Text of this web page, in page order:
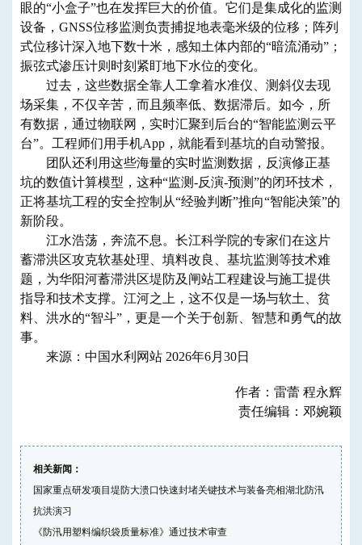
眼的“小盒子”也在发挥巨大的价值。它们是集成化的监测
设备，GNSS位移监测负责捕捉地表毫米级的位移；阵列
式位移计深入地下数十米，感知土体内部的“暗流涌动”；
振弦式渗压计则时刻紧盯地下水位的变化。
过去，这些数据全靠人工拿着水准仪、测斜仪去现
场采集，不仅辛苦，而且频率低、数据滞后。如今，所
有数据，通过物联网，实时汇聚到后台的“智能监测云平
台”。工程师们用手机App，就能看到基坑的自动警报。
团队还利用这些海量的实时监测数据，反演修正基
坑的数值计算模型，这种“监测-反演-预测”的闭环技术，
正将基坑工程的安全控制从“经验判断”推向“智能决策”的
新阶段。
江水浩荡，奔流不息。长江科学院的专家们在这片
蓄滞洪区攻克软基处理、填料改良、基坑监测等技术难
题，为华阳河蓄滞洪区堤防及闸站工程建设与施工提供
指导和技术支撑。江河之上，这不仅是一场与软土、贫
料、洪水的“智斗”，更是一个关于创新、智慧和勇气的故
事。
来源：中国水利网站 2026年6月30日
作者：雷蕾 程永辉
责任编辑：邓婉颖
相关新闻：
国家重点研发项目堤防大溃口快速封堵关键技术与装备亮相湖北防汛
抗洪演习
《防汛用塑料编织袋质量标准》通过技术审查